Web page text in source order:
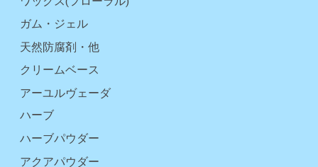
ガム・ジェル
天然防腐剤・他
クリームベース
アーユルヴェーダ
ハーブ
ハーブパウダー
アクアパウダー